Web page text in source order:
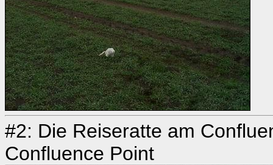
#2: Die Reiseratte am
Confluence Point